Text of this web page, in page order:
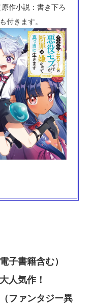
作小説：書き下ろ
付きます。
子書籍含む）
人気作！
ファンタジー異